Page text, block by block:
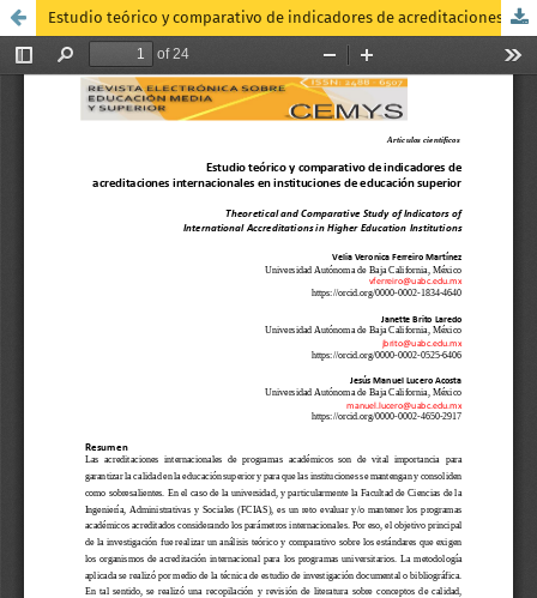
Estudio teórico y comparativo de indicadores de acreditaciones internacionales en instituciones de educación superior